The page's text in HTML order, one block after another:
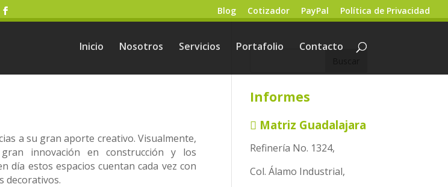
Blog Cotizador PayPal Política de Privacidad
Inicio Nosotros Servicios Portafolio Contacto
a su gran aporte creativo. Visualmente,
innovación en construcción y los
día estos espacios cuentan cada vez con
decorativos.
Informes
Matriz Guadalajara
Refinería No. 1324,
Col. Álamo Industrial,